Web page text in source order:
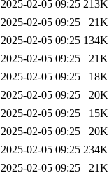
2025-02-05 09:25 213K
2025-02-05 09:25
21K
2025-02-05 09:25 134K
2025-02-05 09:25
21K
2025-02-05 09:25
18K
2025-02-05 09:25
20K
2025-02-05 09:25
15K
2025-02-05 09:25
20K
2025-02-05 09:25 234K
2025-02-05 09:25
21K